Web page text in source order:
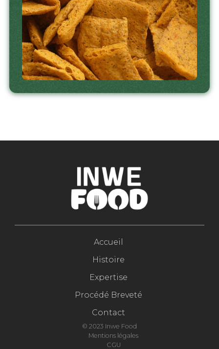
Accueil
Histoire
Expertise
Procédé Breveté
Contact
© 2023 Inwe Food
Mentions légales
CGU